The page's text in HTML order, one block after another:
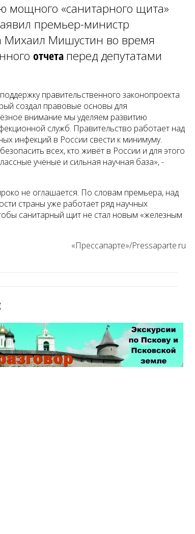
мощного «санитарного щита»
премьер-министр
Михаил Мишустин во время
отчетаперед депутатами
правительственного законопроекта
создал правовые основы для
внимание мы уделяем развитию
служб. Правительство работает над
инфекций в России свести к минимуму.
всех, кто живёт в России и для этого
учёные и сильная научная база», -
не оглашается. По словам премьера, над
страны уже работает ряд научных
санитарный щит не стал новым «железным
«Прессапарте»/Pressaparte.ru